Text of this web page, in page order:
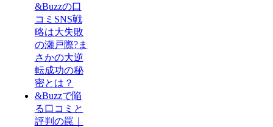
&Buzzの口
コミSNS戦
略は大失敗
の瀬戸際?ま
さかの大逆
転成功の秘
密とは？
&Buzzで陥
る口コミと
評判の罠｜